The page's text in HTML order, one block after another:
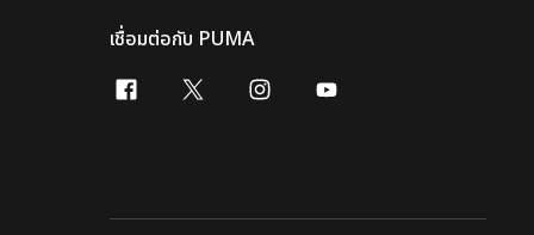
เชื่อมต่อกับ PUMA
facebook
x-twitterinstagram
youtube